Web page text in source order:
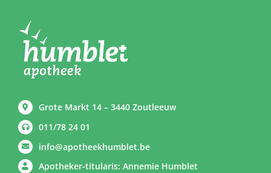
Grote Markt 14 – 3440 Zoutleeuw
011/78 24 01
info@apotheekhumblet.be
Apotheker-titularis: Annemie Humblet